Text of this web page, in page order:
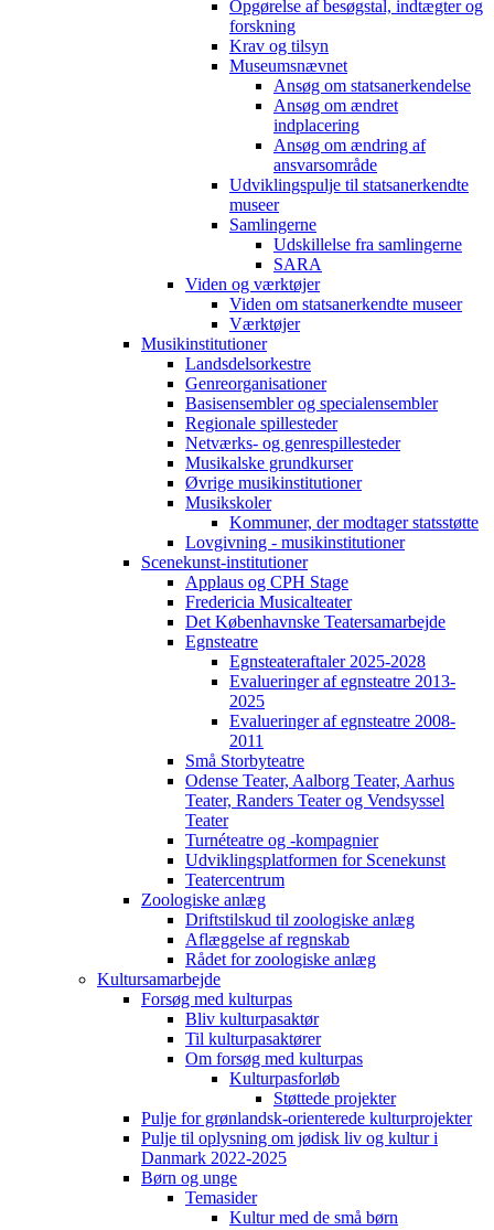
Opgørelse af besøgstal, indtægter og
forskning
Krav og tilsyn
Museumsnævnet
Ansøg om statsanerkendelse
Ansøg om ændret
indplacering
Ansøg om ændring af
ansvarsområde
Udviklingspulje til statsanerkendte
museer
Samlingerne
Udskillelse fra samlingerne
SARA
Viden og værktøjer
Viden om statsanerkendte museer
Værktøjer
Musikinstitutioner
Landsdelsorkestre
Genreorganisationer
Basisensembler og specialensembler
Regionale spillesteder
Netværks- og genrespillesteder
Musikalske grundkurser
Øvrige musikinstitutioner
Musikskoler
Kommuner, der modtager statsstøtte
Lovgivning - musikinstitutioner
Scenekunst-institutioner
Applaus og CPH Stage
Fredericia Musicalteater
Det Københavnske Teatersamarbejde
Egnsteatre
Egnsteateraftaler 2025-2028
Evalueringer af egnsteatre 2013-
2025
Evalueringer af egnsteatre 2008-
2011
Små Storbyteatre
Odense Teater, Aalborg Teater, Aarhus
Teater, Randers Teater og Vendsyssel
Teater
Turnéteatre og -kompagnier
Udviklingsplatformen for Scenekunst
Teatercentrum
Zoologiske anlæg
Driftstilskud til zoologiske anlæg
Aflæggelse af regnskab
Rådet for zoologiske anlæg
Kultursamarbejde
Forsøg med kulturpas
Bliv kulturpasaktør
Til kulturpasaktører
Om forsøg med kulturpas
Kulturpasforløb
Støttede projekter
Pulje for grønlandsk-orienterede kulturprojekter
Pulje til oplysning om jødisk liv og kultur i
Danmark 2022-2025
Børn og unge
Temasider
Kultur med de små børn